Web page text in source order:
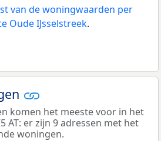
van de woningwaarden per
Oude IJsselstreek.
komen het meeste voor in het
AT: er zijn 9 adressen met het
woningen.